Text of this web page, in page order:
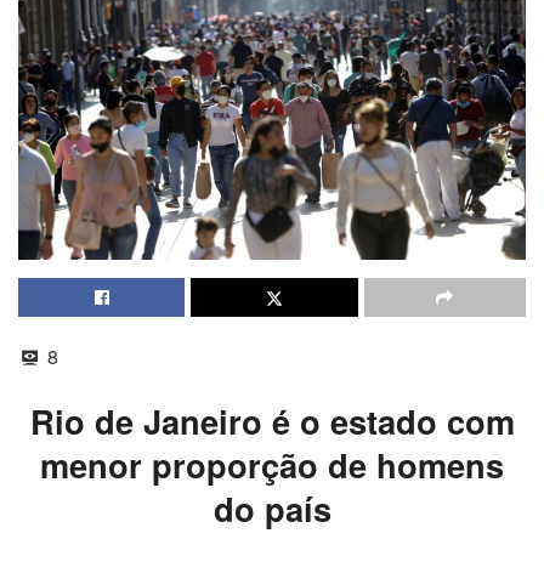
8
Rio de Janeiro é o estado com
menor proporção de homens
do país